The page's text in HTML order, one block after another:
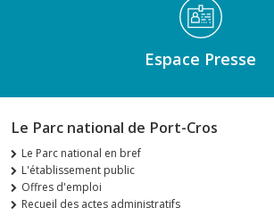
Espace Presse
Le Parc national de Port-Cros
Le Parc national en bref
L'établissement public
Offres d'emploi
Recueil des actes administratifs